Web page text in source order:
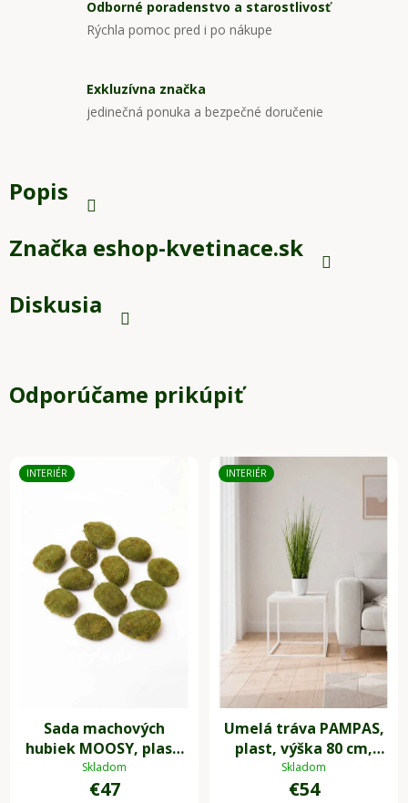
Odborné poradenstvo a starostlivosť
Rýchla pomoc pred i po nákupe
Exkluzívna značka
jedinečná ponuka a bezpečné doručenie
Popis
Značka eshop-kvetinace.sk
Diskusia
Odporúčame prikúpiť
INTERIÉR
Sada machových
hubiek MOOSY, plast,
zelená
Skladom
€47
INTERIÉR
Umelá tráva PAMPAS,
plast, výška 80 cm,
zelená
Skladom
€54